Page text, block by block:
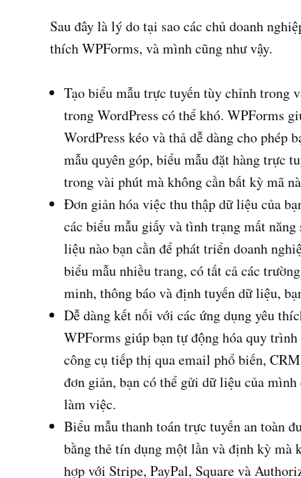
Sau đây là lý do tại sao các chủ doanh
thích WPForms, và mình cũng như vậy.
Tạo biểu mẫu trực tuyến tùy chỉnh trong
trong WordPress có thể khó. WPForms
WordPress kéo và thả dễ dàng cho phép
mẫu quyên góp, biểu mẫu đặt hàng trực
trong vài phút mà không cần bất kỳ mã
Đơn giản hóa việc thu thập dữ liệu của
các biểu mẫu giấy và tình trạng mất
liệu nào bạn cần để phát triển doanh
biểu mẫu nhiều trang, có tất cả các
minh, thông báo và định tuyến dữ liệu,
Dễ dàng kết nối với các ứng dụng yêu
WPForms giúp bạn tự động hóa quy
công cụ tiếp thị qua email phổ biến,
đơn giản, bạn có thể gửi dữ liệu của
làm việc.
Biểu mẫu thanh toán trực tuyến an toàn
bằng thẻ tín dụng một lần và định kỳ mà
hợp với Stripe, PayPal, Square và